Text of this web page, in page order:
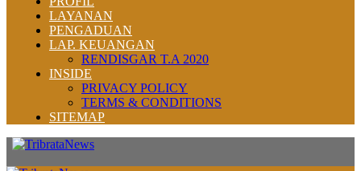
LAYANAN
PENGADUAN
LAP. KEUANGAN
RENDISGAR T.A 2020
INSIDE
PRIVACY POLICY
TERMS & CONDITIONS
SITEMAP